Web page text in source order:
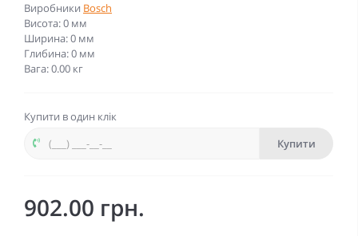
Виробники Bosch
Висота: 0 мм
Ширина: 0 мм
Глибина: 0 мм
Вага: 0.00 кг
Купити в один клік
Купити
902.00 грн.